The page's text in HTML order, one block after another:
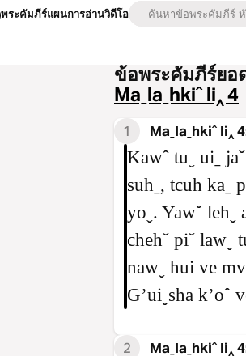
พระคัมภีร์แผนการอ่านวิดีโอ
ข้อพระคัมภีร์ยอ
Maˍlaˍhkiˆ li‸ 4
1 Maˍlaˍhkiˆ li‸
Kawˆ tuˬ uiˍ
suhˍ, tcuh kaˍ
yoˬ. Yawˇ lehˬ
chehˇ piˇ lawˬ
nawˬ hui ve
Gʼuiˬsha kʼoˆ
2 Maˍlaˍhkiˆ li‸